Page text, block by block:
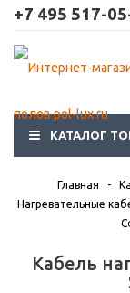
+7 495 517-
КАТАЛОГ
Главная -
Нагревательные
Кабель